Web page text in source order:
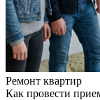
Ремонт квартир
Как провести